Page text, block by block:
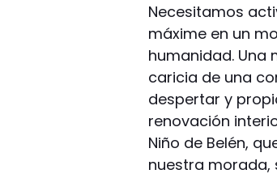
Necesitamos
máxime en un
humanidad. Una
caricia de una
despertar y
renovación
Niño de Belén,
nuestra morada,